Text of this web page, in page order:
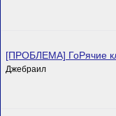
[ПРОБЛЕМА] ГоРячие
Джебраил